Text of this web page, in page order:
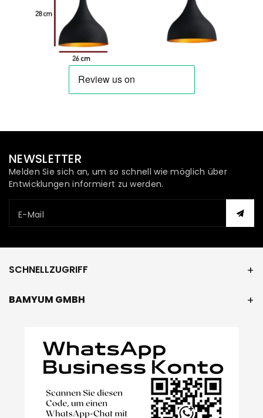
NEWSLETTER
Melden Sie sich an, um so schnell wie möglich über
Entwicklungen informiert zu werden.
E-Mail
SCHNELLZUGRIFF
BAMYUM GMBH